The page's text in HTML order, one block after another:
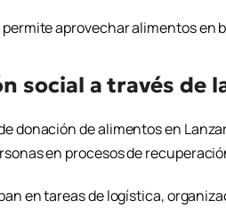
aprovechar alimentos en
social a través de
donación de alimentos en
en procesos de
en tareas de logística,